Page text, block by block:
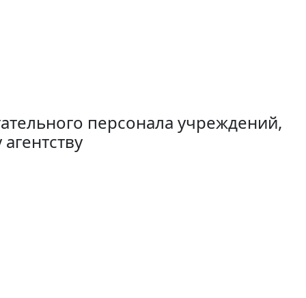
персонала учреждений,